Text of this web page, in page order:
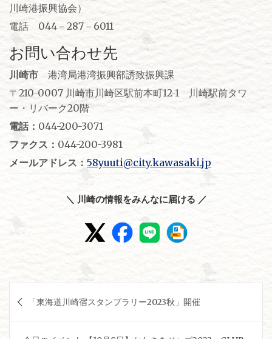
川崎港振興協会）
電話 044－287－6011
お問い合わせ先
川崎市 港湾局港湾振興部誘致振興課
〒210-0007 川崎市川崎区駅前本町12-1 川崎駅前タワ
ー・リバーク20階
電話： 044-200-3071
ファクス： 044-200-3981
メールアドレス： 58yuuti@city.kawasaki.jp
＼ 川崎の情報をみんなに届ける ／
稿
「東海道川崎宿スタンプラリー2023秋」開催